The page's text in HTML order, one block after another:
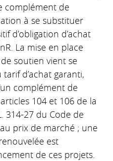
complément de
à se substituer
d’obligation d’achat
La mise en place
soutien vient se
d’achat garanti,
complément de
104 et 106 de la
314-27 du Code de
au prix de marché ; une
est
de ces projets.